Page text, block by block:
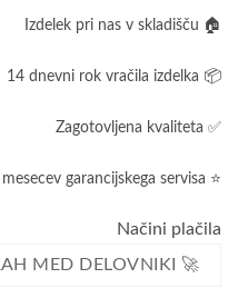
ocenestrank
Izdelek pri nas v skladišču 🏠
14 dnevni rok vračila izdelka 📦
Zagotovljena kvaliteta ✅
garancijskega servisa ⭐
MED DELOVNIKI 🚀